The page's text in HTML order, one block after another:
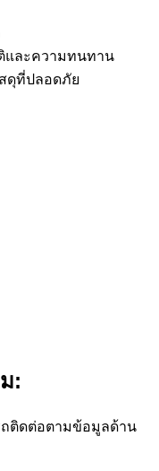
และความทนทาน
ดุที่ปลอดภัย
:
ถติดต่อตามข้อมูลด้าน